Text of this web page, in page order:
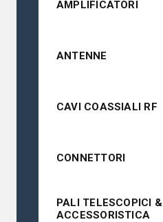
AMPLIFICATORI
ANTENNE
CAVI COASSIALI RF
CONNETTORI
PALI TELESCOPICI &
ACCESSORISTICA